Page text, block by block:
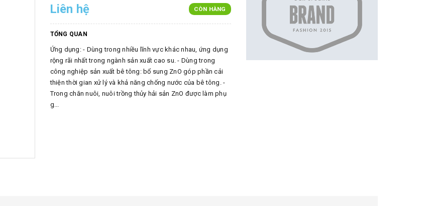
Liên hệ CÒN HÀNG
TỔNG QUAN
Ứng dụng: - Dùng trong nhiều lĩnh vực khác nhau, ứng dụng
rộng rãi nhất trong ngành sản xuất cao su. - Dùng trong
công nghiệp sản xuất bê tông: bổ sung ZnO góp phần cải
thiện thời gian xử lý và khả năng chống nước của bê tông. -
Trong chăn nuôi, nuôi trồng thủy hải sản ZnO được làm phụ
g...